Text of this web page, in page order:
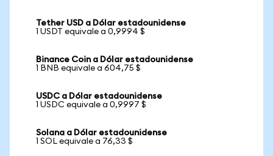
Tether USD a Dólar estadounidense
1 USDT equivale a 0,9994 $
Binance Coin a Dólar estadounidense
1 BNB equivale a 604,75 $
USDC a Dólar estadounidense
1 USDC equivale a 0,9997 $
Solana a Dólar estadounidense
1 SOL equivale a 76,33 $